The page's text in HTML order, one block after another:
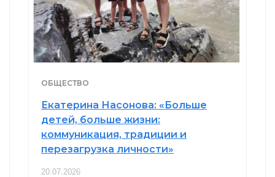
ОБЩЕСТВО
Екатерина Насонова: «Больше
детей, больше жизни:
коммуникация, традиции и
перезагрузка личности»
20.07.2026